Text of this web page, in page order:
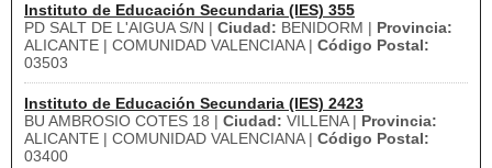
Instituto de Educación Secundaria (IES) 355
PD SALT DE L'AIGUA S/N | Ciudad: BENIDORM | Provincia:
ALICANTE | COMUNIDAD VALENCIANA | Código Postal:
03503
Instituto de Educación Secundaria (IES) 2423
BU AMBROSIO COTES 18 | Ciudad: VILLENA | Provincia:
ALICANTE | COMUNIDAD VALENCIANA | Código Postal:
03400